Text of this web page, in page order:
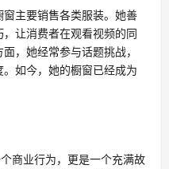
主要销售各类服装。她善
让消费者在观看视频的同
，她经常参与话题挑战，
如今，她的橱窗已经成为
商业行为，更是一个充满故